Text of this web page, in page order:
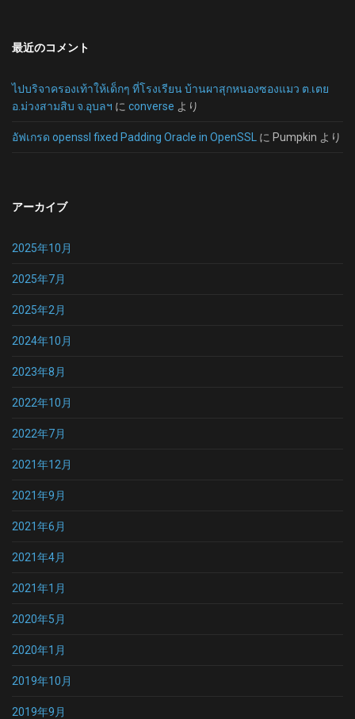
最近のコメント
ไปบริจาครองเท้าให้เด็กๆ ที่โรงเรียน บ้านผาสุกหนองซองแมว ต.เตย
อ.ม่วงสามสิบ จ.อุบลฯ に converse より
อัฟเกรด openssl fixed Padding Oracle in OpenSSL に Pumpkin より
アーカイブ
2025年10月
2025年7月
2025年2月
2024年10月
2023年8月
2022年10月
2022年7月
2021年12月
2021年9月
2021年6月
2021年4月
2021年1月
2020年5月
2020年1月
2019年10月
2019年9月